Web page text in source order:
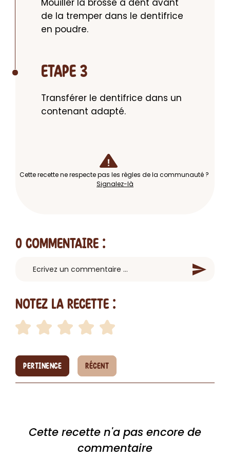
Mouiller la brosse à dent avant
de la tremper dans le dentifrice
en poudre.
ETAPE 3
Transférer le dentifrice dans un
contenant adapté.
Cette recette ne respecte pas les règles de la communauté ?
Signalez-là
0 Commentaire :
Notez la recette :
PERTINENCE RÉCENT
Cette recette n'a pas encore de
commentaire